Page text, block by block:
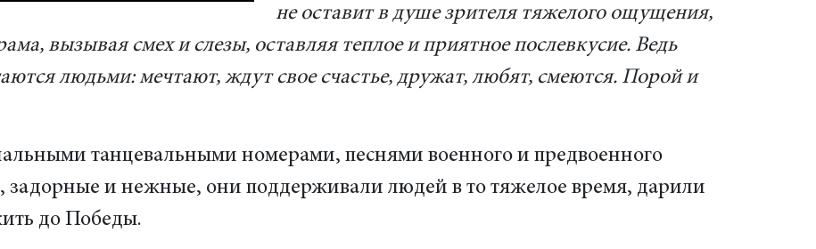
не оставит в душе зрителя тяжелого ощущения,
вызывая смех и слезы, оставляя теплое и приятное послевкусие. Ведь
людьми: мечтают, ждут свое счастье, дружат, любят, смеются. Порой и
танцевальными номерами, песнями военного и предвоенного
и нежные, они поддерживали людей в то тяжелое время, дарили
до Победы.